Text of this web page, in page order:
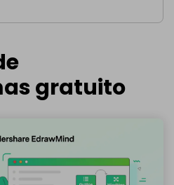
gratuito